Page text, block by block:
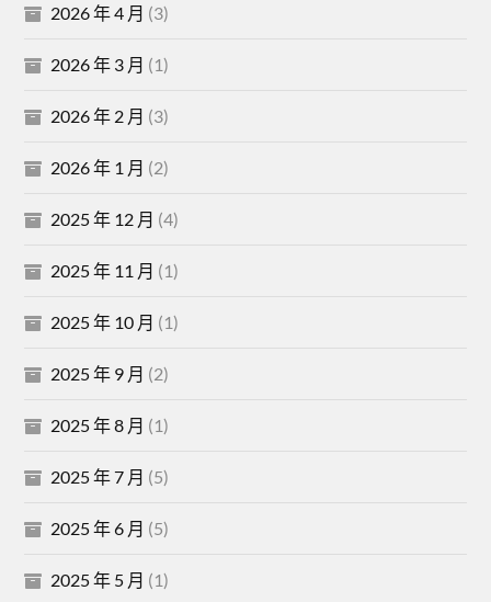
2026 年 4 月 (3)
2026 年 3 月 (1)
2026 年 2 月 (3)
2026 年 1 月 (2)
2025 年 12 月 (4)
2025 年 11 月 (1)
2025 年 10 月 (1)
2025 年 9 月 (2)
2025 年 8 月 (1)
2025 年 7 月 (5)
2025 年 6 月 (5)
2025 年 5 月 (1)